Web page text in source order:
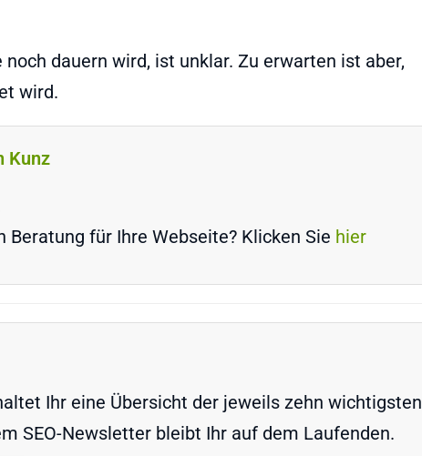
dauern wird, ist unklar. Zu erwarten ist aber,
wird.
Kunz
Beratung für Ihre Webseite? Klicken Sie hier
Ihr eine Übersicht der jeweils zehn wichtigsten
SEO-Newsletter bleibt Ihr auf dem Laufenden.